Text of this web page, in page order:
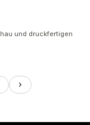
und druckfertigen